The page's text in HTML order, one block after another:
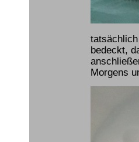
bedeckt,
Morgens